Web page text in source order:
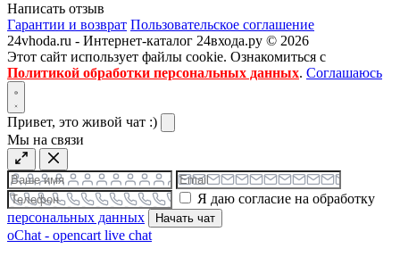
Написать отзыв
Гарантии и возврат Пользовательское соглашение
24vhoda.ru - Интернет-каталог 24входа.ру © 2026
Этот сайт использует файлы cookie. Ознакомиться с
Политикой обработки персональных данных. Соглашаюсь
Привет, это живой чат :)
Мы на связи
Я даю согласие на обработку
персональных данных
Начать чат
oChat - opencart live chat